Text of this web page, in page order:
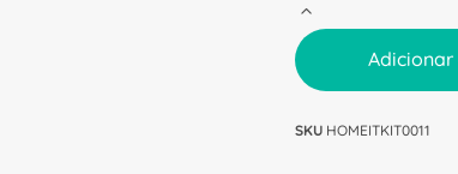
Adicionar
SKU HOMEITKIT0011